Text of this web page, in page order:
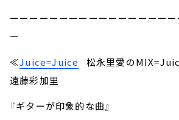
ーーーーーーーーーーーーーーーー
ー
≪Juice=Juice
松永里愛の
遠藤彩加里
『ギターが印象的な曲』